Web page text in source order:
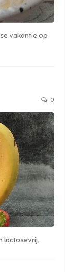
vakantie op
0
lactosevrij.